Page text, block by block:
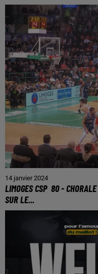
14 janvier 2024
LIMOGES CSP 80 -
SUR LE...